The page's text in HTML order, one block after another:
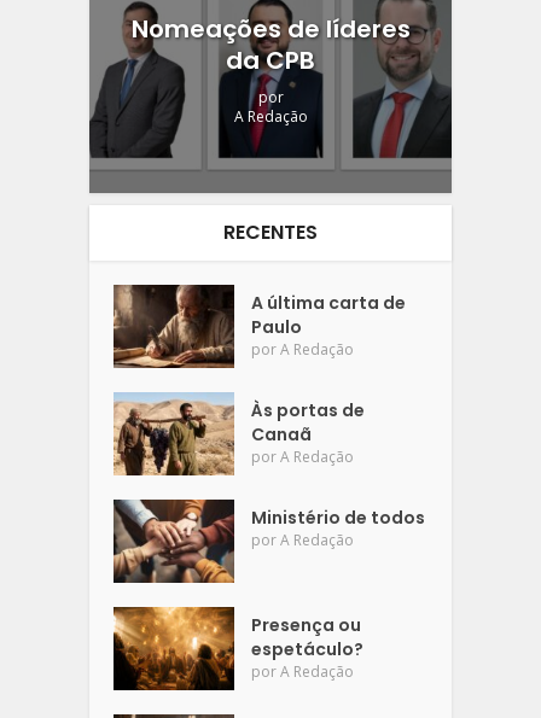
Nomeações de líderes
da CPB
por
A Redação
RECENTES
A última carta de
Paulo
porA Redação
Às portas de
Canaã
porA Redação
Ministério de todos
porA Redação
Presença ou
espetáculo?
porA Redação